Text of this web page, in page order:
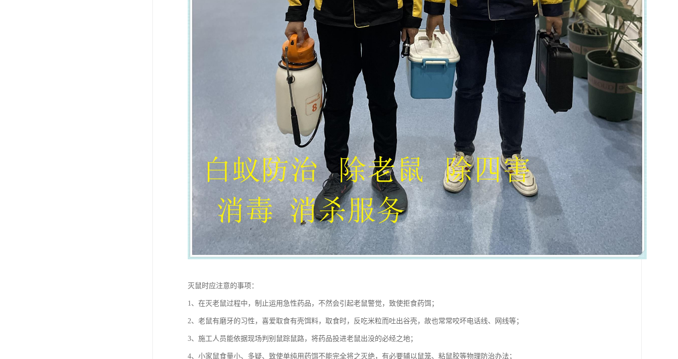
灭鼠时应注意的事项：
1、在灭老鼠过程中，制止运用急性药品，不然会引起老鼠警觉，致使拒食药饵；
2、老鼠有磨牙的习性，喜爱取食有壳饵料，取食时，反吃米粒而吐出谷壳，故也常常咬坏电话线、网线等；
3、施工人员能依据现场判别鼠踪鼠路，将药品投进老鼠出没的必经之地；
4、小家鼠食量小、多疑、致使单纯用药饵不能完全将之灭绝，有必要辅以鼠笼、粘鼠胶等物理防治办法；